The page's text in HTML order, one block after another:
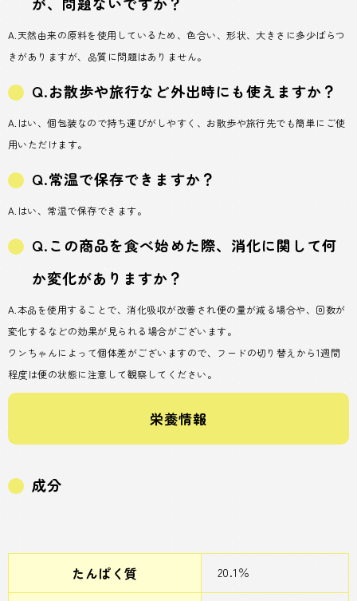
A.天然由来の原料を使用しているため、色合い、形状、大きさに多少ばらつ
きがありますが、品質に問題はありません。
Q.お散歩や旅行など外出時にも使えますか？
A.はい、個包装なので持ち運びがしやすく、お散歩や旅行先でも簡単にご使
用いただけます。
Q.常温で保存できますか？
A.はい、常温で保存できます。
Q.この商品を食べ始めた際、消化に関して何
か変化がありますか？
A.本品を使用することで、消化吸収が改善され便の量が減る場合や、回数が
変化するなどの効果が見られる場合がございます。
ワンちゃんによって個体差がございますので、フードの切り替えから1週間
程度は便の状態に注意して観察してください。
栄養情報
成分
たんぱく質 20.1％